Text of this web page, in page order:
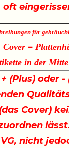
oft
für
Cover =
in der
(Plus) oder
Cover)
nicht